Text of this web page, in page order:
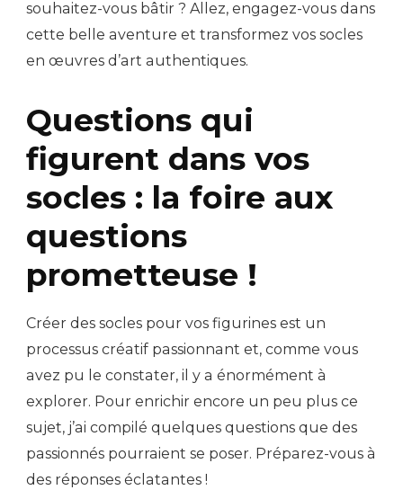
souhaitez-vous bâtir ? Allez, engagez-vous dans
cette belle aventure et transformez vos socles
en œuvres d’art authentiques.
Questions qui
figurent dans vos
socles : la foire aux
questions
prometteuse !
Créer des socles pour vos figurines est un
processus créatif passionnant et, comme vous
avez pu le constater, il y a énormément à
explorer. Pour enrichir encore un peu plus ce
sujet, j’ai compilé quelques questions que des
passionnés pourraient se poser. Préparez-vous à
des réponses éclatantes !